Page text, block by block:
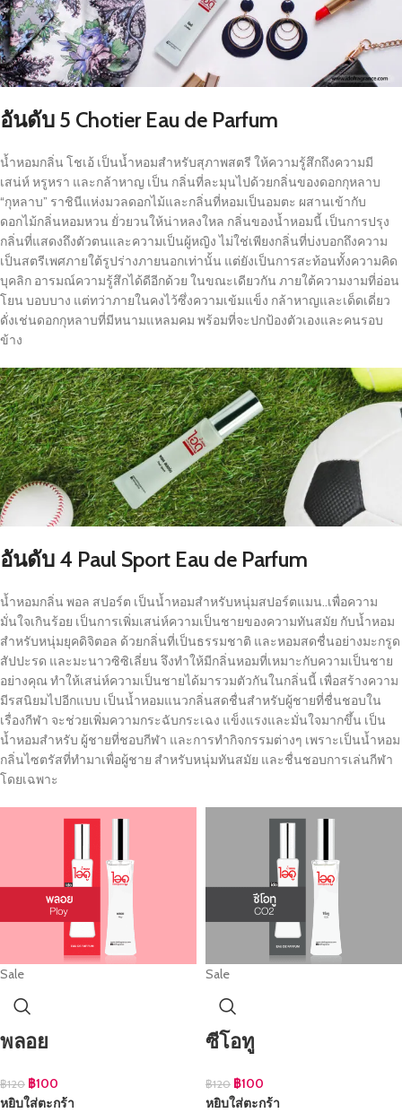
อันดับ 5 Chotier Eau de Parfum
น้ำหอมกลิ่น โชเอ้ เป็นน้ำหอมสำหรับสุภาพสตรี ให้ความรู้สึกถึงความมี
เสน่ห์ หรูหรา และกล้าหาญ เป็น กลิ่นที่ละมุนไปด้วยกลิ่นของดอกกุหลาบ
“กุหลาบ” ราชินีแห่งมวลดอกไม้และกลิ่นที่หอมเป็นอมตะ ผสานเข้ากับ
ดอกไม้กลิ่นหอมหวน ยั่วยวนให้น่าหลงใหล กลิ่นของน้ำหอมนี้ เป็นการปรุง
กลิ่นที่แสดงถึงตัวตนและความเป็นผู้หญิง ไม่ใช่เพียงกลิ่นที่บ่งบอกถึงความ
เป็นสตรีเพศภายใต้รูปร่างภายนอกเท่านั้น แต่ยังเป็นการสะท้อนทั้งความคิด
บุคลิก อารมณ์ความรู้สึกได้ดีอีกด้วย ในขณะเดียวกัน ภายใต้ความงามที่อ่อน
โยน บอบบาง แต่ทว่าภายในคงไว้ซึ่งความเข้มแข็ง กล้าหาญและเด็ดเดี่ยว
ดั่งเช่นดอกกุหลาบที่มีหนามแหลมคม พร้อมที่จะปกป้องตัวเองและคนรอบ
ข้าง
อันดับ 4 Paul Sport Eau de Parfum
น้ำหอมกลิ่น พอล สปอร์ต เป็นน้ำหอมสำหรับหนุ่มสปอร์ตแมน..เพื่อความ
มั่นใจเกินร้อย เป็นการเพิ่มเสน่ห์ความเป็นชายของความทันสมัย กับน้ำหอม
สำหรับหนุ่มยุคดิจิตอล ด้วยกลิ่นที่เป็นธรรมชาติ และหอมสดชื่นอย่างมะกรูด
สัปปะรด และมะนาวซิซิเลี่ยน จึงทำให้มีกลิ่นหอมที่เหมาะกับความเป็นชาย
อย่างคุณ ทำให้เสน่ห์ความเป็นชายได้มารวมตัวกันในกลิ่นนี้ เพื่อสร้างความ
มีรสนิยมไปอีกแบบ เป็นน้ำหอมแนวกลิ่นสดชื่นสำหรับผู้ชายที่ชื่นชอบใน
เรื่องกีฬา จะช่วยเพิ่มความกระฉับกระเฉง แข็งแรงและมั่นใจมากขึ้น เป็น
น้ำหอมสำหรับ ผู้ชายที่ชอบกีฬา และการทำกิจกรรมต่างๆ เพราะเป็นน้ำหอม
กลิ่นไซตรัสที่ทำมาเพื่อผู้ชาย สำหรับหนุ่มทันสมัย และชื่นชอบการเล่นกีฬา
โดยเฉพาะ
Sale
พลอย
฿120 ฿100
หยิบใส่ตะกร้า
Sale
ซีโอทู
฿120 ฿100
หยิบใส่ตะกร้า